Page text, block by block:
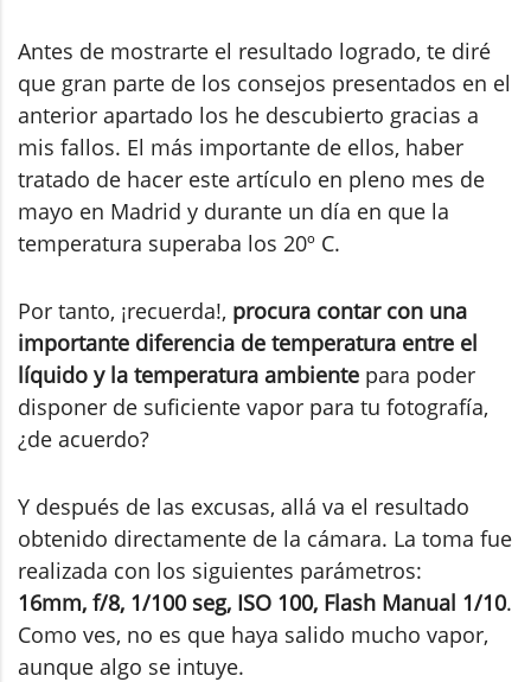
Antes de mostrarte el resultado logrado, te diré
que gran parte de los consejos presentados en el
anterior apartado los he descubierto gracias a
mis fallos. El más importante de ellos, haber
tratado de hacer este artículo en pleno mes de
mayo en Madrid y durante un día en que la
temperatura superaba los 20º C.
Por tanto, ¡recuerda!, procura contar con una
importante diferencia de temperatura entre el
líquido y la temperatura ambiente para poder
disponer de suficiente vapor para tu fotografía,
¿de acuerdo?
Y después de las excusas, allá va el resultado
obtenido directamente de la cámara. La toma fue
realizada con los siguientes parámetros:
16mm, f/8, 1/100 seg, ISO 100, Flash Manual 1/10.
Como ves, no es que haya salido mucho vapor,
aunque algo se intuye.